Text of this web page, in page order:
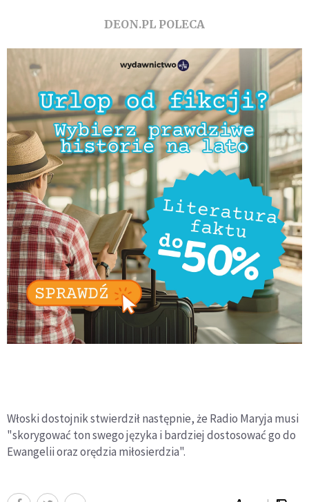
DEON.PL POLECA
Włoski dostojnik stwierdził następnie, że Radio Maryja musi
"skorygować ton swego języka i bardziej dostosować go do
Ewangelii oraz orędzia miłosierdzia".